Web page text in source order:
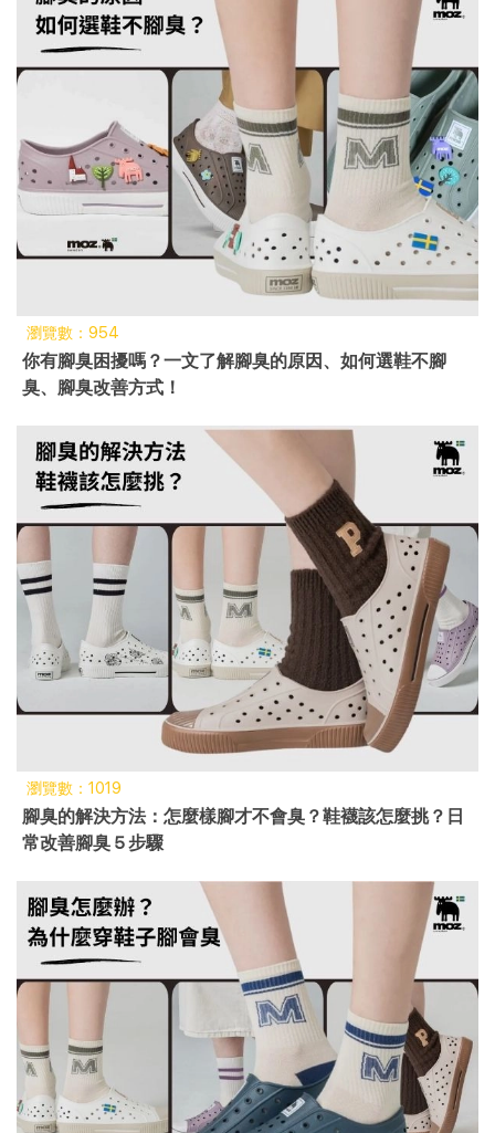
瀏覽數：954
你有腳臭困擾嗎？一文了解腳臭的原因、如何選鞋不腳
臭、腳臭改善方式！
瀏覽數：1019
腳臭的解決方法：怎麼樣腳才不會臭？鞋襪該怎麼挑？日
常改善腳臭 5 步驟